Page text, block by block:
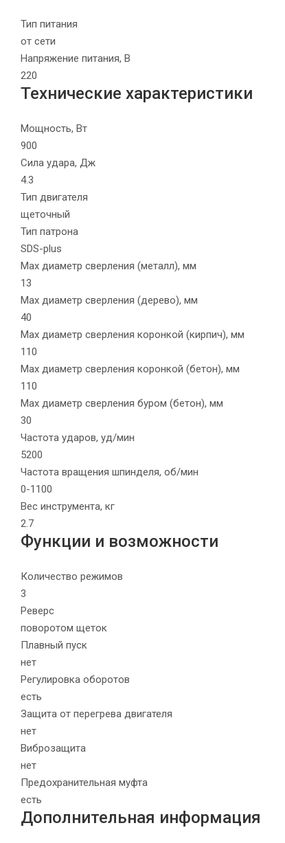
Тип питания
от сети
Напряжение питания, В
220
Технические характеристики
Мощность, Вт
900
Сила удара, Дж
4.3
Тип двигателя
щеточный
Тип патрона
SDS-plus
Max диаметр сверления (металл), мм
13
Max диаметр сверления (дерево), мм
40
Max диаметр сверления коронкой (кирпич), мм
110
Max диаметр сверления коронкой (бетон), мм
110
Max диаметр сверления буром (бетон), мм
30
Частота ударов, уд/мин
5200
Частота вращения шпинделя, об/мин
0-1100
Вес инструмента, кг
2.7
Функции и возможности
Количество режимов
3
Реверс
поворотом щеток
Плавный пуск
нет
Регулировка оборотов
есть
Защита от перегрева двигателя
нет
Виброзащита
нет
Предохранительная муфта
есть
Дополнительная информация